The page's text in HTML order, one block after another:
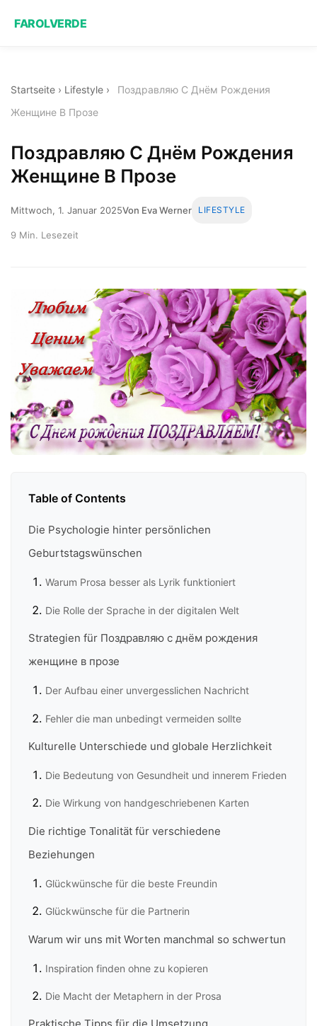
FAROLVERDE
Startseite › Lifestyle ›
Поздравляю С Днём Рождения
Женщине В Прозе
Поздравляю С Днём Рождения
Женщине В Прозе
Mittwoch, 1. Januar 2025Von Eva Werner LIFESTYLE
9 Min. Lesezeit
Table of Contents
Die Psychologie hinter persönlichen
Geburtstagswünschen
Warum Prosa besser als Lyrik funktioniert
Die Rolle der Sprache in der digitalen Welt
Strategien für Поздравляю с днём рождения
женщине в прозе
Der Aufbau einer unvergesslichen Nachricht
Fehler die man unbedingt vermeiden sollte
Kulturelle Unterschiede und globale Herzlichkeit
Die Bedeutung von Gesundheit und innerem Frieden
Die Wirkung von handgeschriebenen Karten
Die richtige Tonalität für verschiedene
Beziehungen
Glückwünsche für die beste Freundin
Glückwünsche für die Partnerin
Warum wir uns mit Worten manchmal so schwertun
Inspiration finden ohne zu kopieren
Die Macht der Metaphern in der Prosa